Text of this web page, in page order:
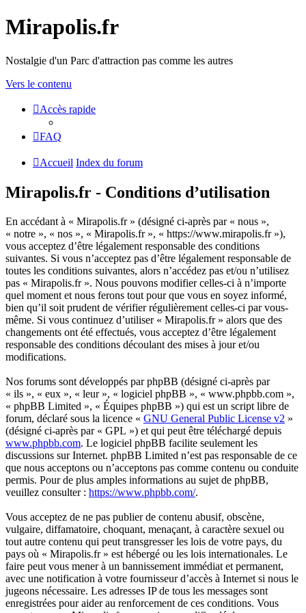
Mirapolis.fr
Nostalgie d'un Parc d'attraction pas comme les autres
Vers le contenu
Accès rapide
FAQ
Accueil Index du forum
Mirapolis.fr - Conditions d’utilisation
En accédant à « Mirapolis.fr » (désigné ci-après par « nous »,
« notre », « nos », « Mirapolis.fr », « https://www.mirapolis.fr »),
vous acceptez d’être légalement responsable des conditions
suivantes. Si vous n’acceptez pas d’être légalement responsable de
toutes les conditions suivantes, alors n’accédez pas et/ou n’utilisez
pas « Mirapolis.fr ». Nous pouvons modifier celles-ci à n’importe
quel moment et nous ferons tout pour que vous en soyez informé,
bien qu’il soit prudent de vérifier régulièrement celles-ci par vous-
même. Si vous continuez d’utiliser « Mirapolis.fr » alors que des
changements ont été effectués, vous acceptez d’être légalement
responsable des conditions découlant des mises à jour et/ou
modifications.
Nos forums sont développés par phpBB (désigné ci-après par
« ils », « eux », « leur », « logiciel phpBB », « www.phpbb.com »,
« phpBB Limited », « Équipes phpBB ») qui est un script libre de
forum, déclaré sous la licence « GNU General Public License v2 »
(désigné ci-après par « GPL ») et qui peut être téléchargé depuis
www.phpbb.com. Le logiciel phpBB facilite seulement les
discussions sur Internet. phpBB Limited n’est pas responsable de ce
que nous acceptons ou n’acceptons pas comme contenu ou conduite
permis. Pour de plus amples informations au sujet de phpBB,
veuillez consulter : https://www.phpbb.com/.
Vous acceptez de ne pas publier de contenu abusif, obscène,
vulgaire, diffamatoire, choquant, menaçant, à caractère sexuel ou
tout autre contenu qui peut transgresser les lois de votre pays, du
pays où « Mirapolis.fr » est hébergé ou les lois internationales. Le
faire peut vous mener à un bannissement immédiat et permanent,
avec une notification à votre fournisseur d’accès à Internet si nous le
jugeons nécessaire. Les adresses IP de tous les messages sont
enregistrées pour aider au renforcement de ces conditions. Vous